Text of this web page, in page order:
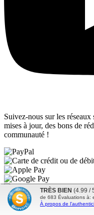
Suivez-nous sur les
mises à jour, des bons de
communauté !
TRÈS BIEN (4.99 /
de 683 Évaluations à:
À propos de